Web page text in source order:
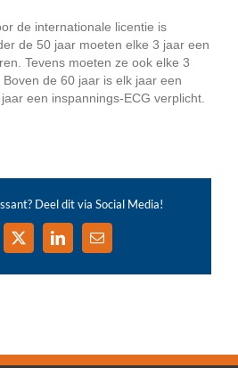
de internationale licentie is
de 50 jaar moeten elke 3 jaar een
Tevens moeten ze ook elke 3
de 60 jaar is elk jaar een
een inspannings-ECG verplicht.
Deel dit via Social Media!
X LinkedIn
E-